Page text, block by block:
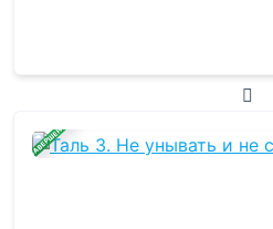
ЗАВЕРШЕНА